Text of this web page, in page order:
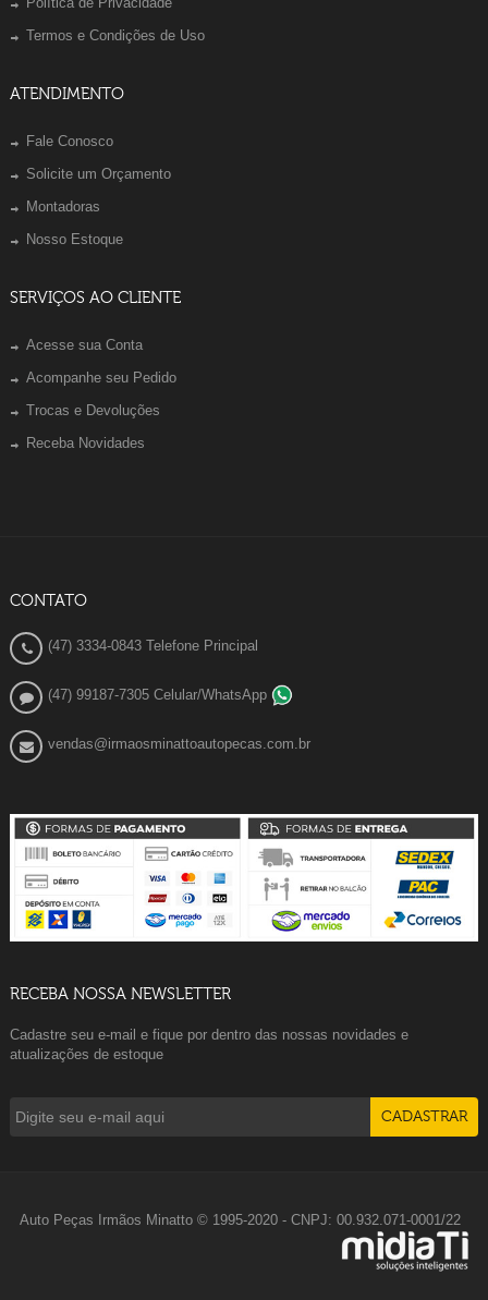
Termos e Condições de Uso
ATENDIMENTO
Fale Conosco
Solicite um Orçamento
Montadoras
Nosso Estoque
SERVIÇOS AO CLIENTE
Acesse sua Conta
Acompanhe seu Pedido
Trocas e Devoluções
Receba Novidades
CONTATO
(47) 3334-0843 Telefone Principal
(47) 99187-7305 Celular/WhatsApp
vendas@irmaosminattoautopecas.com.br
RECEBA NOSSA NEWSLETTER
Cadastre seu e-mail e fique por dentro das nossas novidades e
atualizações de estoque
Auto Peças Irmãos Minatto © 1995-2020 - CNPJ: 00.932.071-0001/22